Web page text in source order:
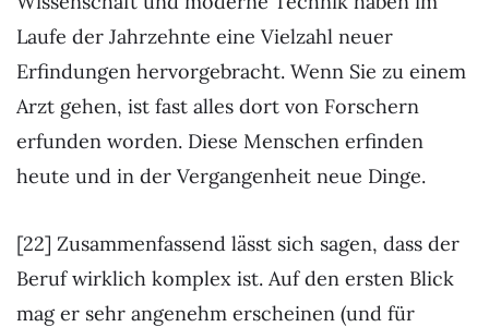
Laufe der Jahrzehnte eine Vielzahl neuer
Erfindungen hervorgebracht. Wenn Sie zu einem
Arzt gehen, ist fast alles dort von Forschern
erfunden worden. Diese Menschen erfinden
heute und in der Vergangenheit neue Dinge.
[22] Zusammenfassend lässt sich sagen, dass der
Beruf wirklich komplex ist. Auf den ersten Blick
mag er sehr angenehm erscheinen (und für